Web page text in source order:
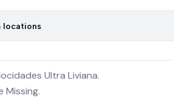
locations
Ultra Liviana.
Missing.